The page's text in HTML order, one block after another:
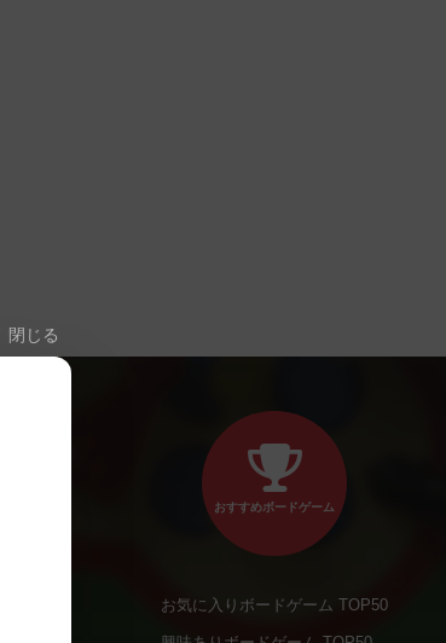
閉じる
おすすめボードゲーム
お気に入りボードゲーム TOP50